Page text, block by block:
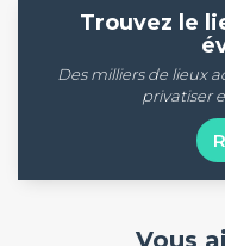
Trouvez le
Des milliers de lieux
privatiser
Vous